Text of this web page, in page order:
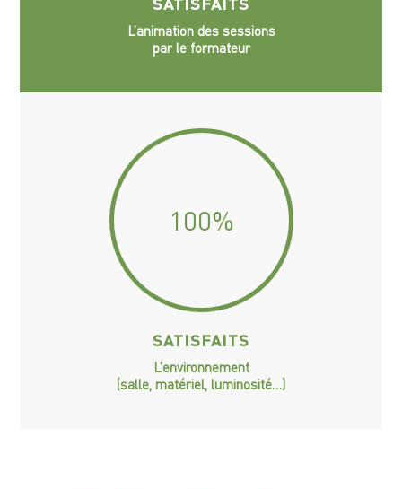
L’animation des sessions
par le formateur
100%
SATISFAITS
L’environnement
(salle, matériel, luminosité…)